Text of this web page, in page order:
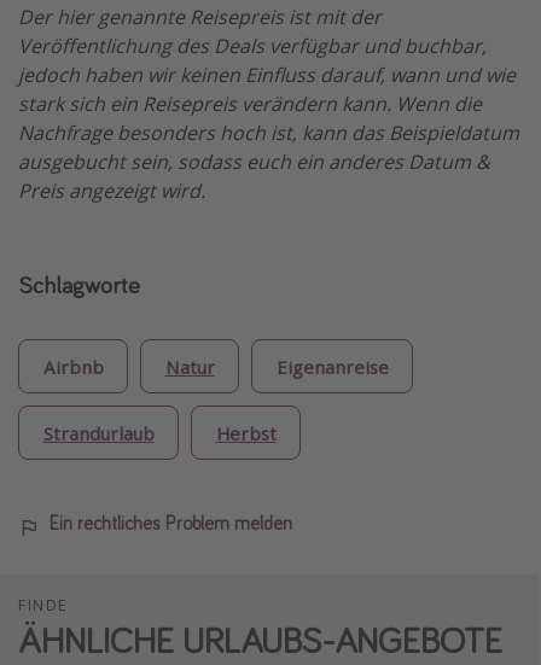
Der hier genannte Reisepreis ist mit der
Veröffentlichung des Deals verfügbar und buchbar,
jedoch haben wir keinen Einfluss darauf, wann und wie
stark sich ein Reisepreis verändern kann. Wenn die
Nachfrage besonders hoch ist, kann das Beispieldatum
ausgebucht sein, sodass euch ein anderes Datum &
Preis angezeigt wird.
Schlagworte
Airbnb Natur Eigenanreise
Strandurlaub Herbst
Ein rechtliches Problem melden
FINDE
ÄHNLICHE URLAUBS-ANGEBOTE